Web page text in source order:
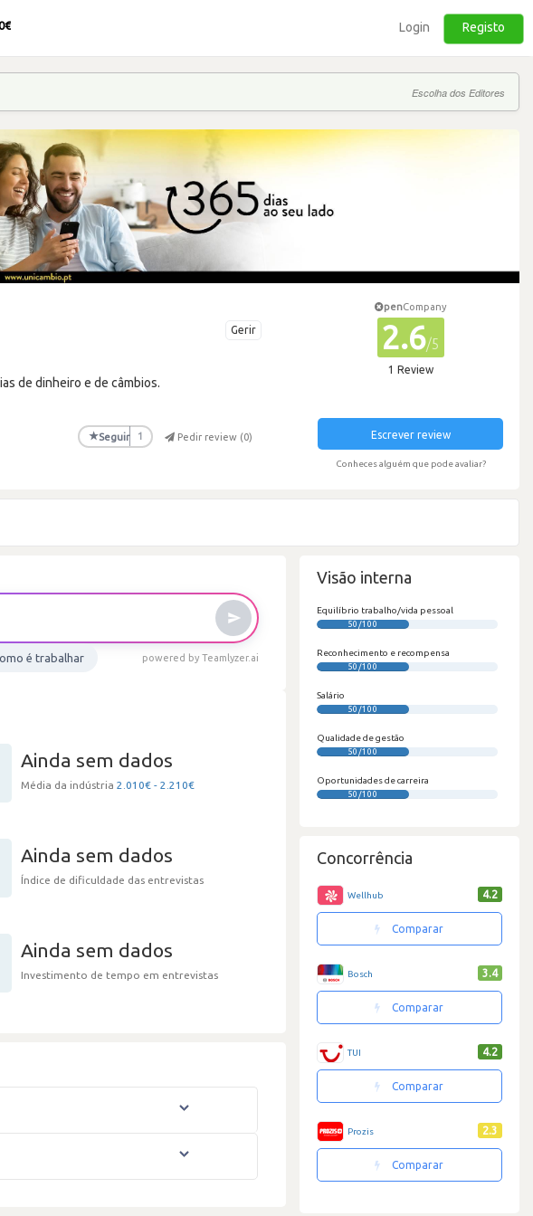
Login Registo
Escolha dos Editores
Gerir
de dinheiro e de câmbios.
★Seguir 1 Pedir review (0)
penCompany
2.6/5
1 Review
Escrever review
Conheces alguém que pode avaliar?
é trabalhar powered by Teamlyzer.ai
Ainda sem dados
Média da indústria 2.010€ - 2.210€
Ainda sem dados
Índice de dificuldade das entrevistas
Ainda sem dados
Investimento de tempo em entrevistas
Visão interna
Equilíbrio trabalho/vida pessoal
50/100
Reconhecimento e recompensa
50/100
Salário
50/100
Qualidade de gestão
50/100
Oportunidades de carreira
50/100
Concorrência
Wellhub 4.2
Comparar
Bosch 3.4
Comparar
TUI 4.2
Comparar
Prozis 2.3
Comparar